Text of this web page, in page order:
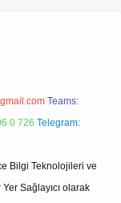
Teams:
0 726 Telegram:
Bilgi Teknolojileri ve
Sağlayıcı olarak